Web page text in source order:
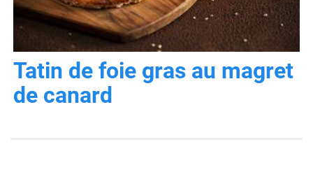
Tatin de foie gras au magret
de canard